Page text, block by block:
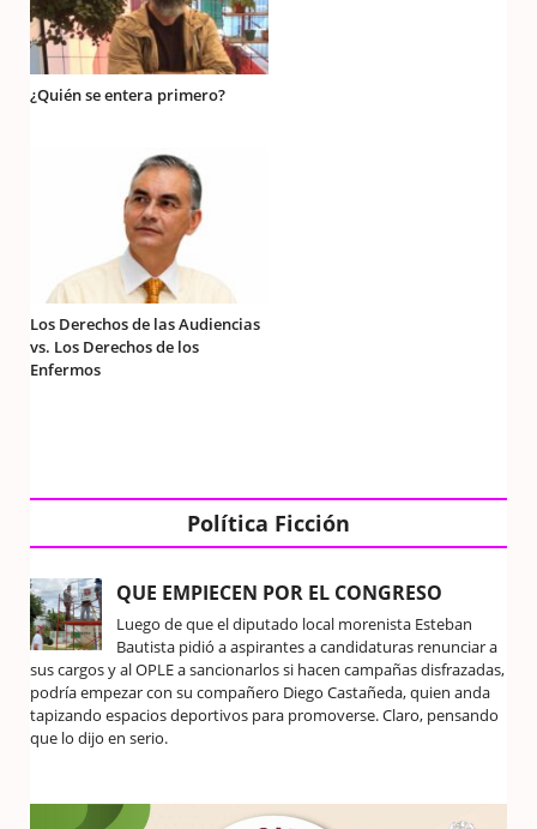
¿Quién se entera primero?
Los Derechos de las Audiencias
vs. Los Derechos de los
Enfermos
Política Ficción
QUE EMPIECEN POR EL CONGRESO
Luego de que el diputado local morenista Esteban
Bautista pidió a aspirantes a candidaturas renunciar a
sus cargos y al OPLE a sancionarlos si hacen campañas disfrazadas,
podría empezar con su compañero Diego Castañeda, quien anda
tapizando espacios deportivos para promoverse. Claro, pensando
que lo dijo en serio.